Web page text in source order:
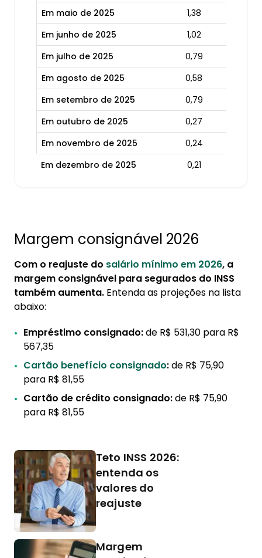
Em maio de 2025
1,38
Em junho de 2025
1,02
Em julho de 2025
0,79
Em agosto de 2025
0,58
Em setembro de 2025
0,79
Em outubro de 2025
0,27
Em novembro de 2025
0,24
Em dezembro de 2025
0,21
Margem consignável 2026
Com o reajuste do salário mínimo em 2026, a
margem consignável para segurados do INSS
também aumenta. Entenda as projeções na lista
abaixo:
Empréstimo consignado:de R$ 531,30 para R$
567,35
Cartão benefício consignado:de R$ 75,90
para R$ 81,55
Cartão de crédito consignado:de R$ 75,90
para R$ 81,55
Teto INSS 2026:
entenda os
valores do
reajuste
Margem